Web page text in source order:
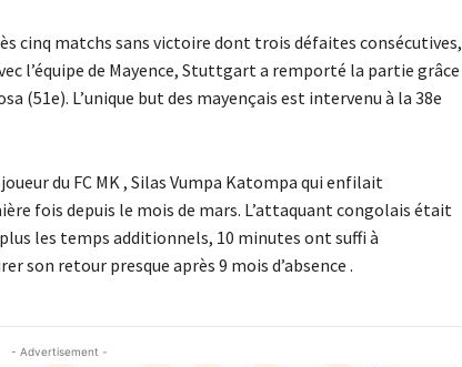
cinq matchs sans victoire dont trois défaites consécutives,
l’équipe de Mayence, Stuttgart a remporté la partie grâce
(51e). L’unique but des mayençais est intervenu à la 38e
du FC MK , Silas Vumpa Katompa qui enfilait
fois depuis le mois de mars. L’attaquant congolais était
les temps additionnels, 10 minutes ont suffi à
son retour presque après 9 mois d’absence .
- Advertisement -